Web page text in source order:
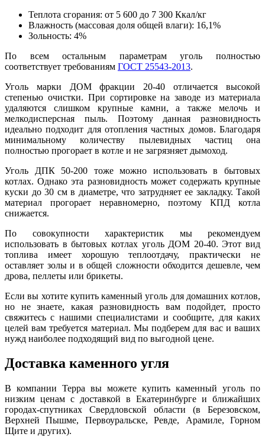
Теплота сгорания: от 5 600 до 7 300 Ккал/кг
Влажность (массовая доля общей влаги): 16,1%
Зольность: 4%
По всем остальным параметрам уголь полностью
соответствует требованиям ГОСТ 25543-2013.
Уголь марки ДОМ фракции 20-40 отличается высокой
степенью очистки. При сортировке на заводе из материала
удаляются слишком крупные камни, а также мелочь и
мелкодисперсная пыль. Поэтому данная разновидность
идеально подходит для отопления частных домов. Благодаря
минимальному количеству пылевидных частиц она
полностью прогорает в котле и не загрязняет дымоход.
Уголь ДПК 50-200 тоже можно использовать в бытовых
котлах. Однако эта разновидность может содержать крупные
куски до 30 см в диаметре, что затрудняет ее закладку. Такой
материал прогорает неравномерно, поэтому КПД котла
снижается.
По совокупности характеристик мы рекомендуем
использовать в бытовых котлах уголь ДОМ 20-40. Этот вид
топлива имеет хорошую теплоотдачу, практически не
оставляет золы и в общей сложности обходится дешевле, чем
дрова, пеллеты или брикеты.
Если вы хотите купить каменный уголь для домашних котлов,
но не знаете, какая разновидность вам подойдет, просто
свяжитесь с нашими специалистами и сообщите, для каких
целей вам требуется материал. Мы подберем для вас и ваших
нужд наиболее подходящий вид по выгодной цене.
Доставка каменного угля
В компании Терра вы можете купить каменный уголь по
низким ценам с доставкой в Екатеринбурге и ближайших
городах-спутниках Свердловской области (в Березовском,
Верхней Пышме, Первоуральске, Ревде, Арамиле, Горном
Щите и других).